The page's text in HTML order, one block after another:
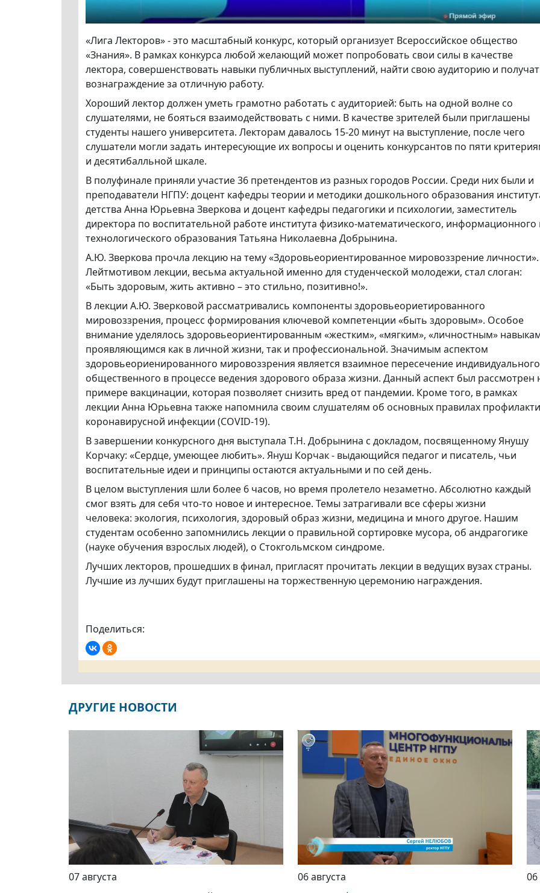
«Лига Лекторов» - это масштабный конкурс, который организует Всероссийское общество
«Знания». В рамках конкурса любой желающий может попробовать свои силы в качестве
лектора, совершенствовать навыки публичных выступлений, найти свою аудиторию и
вознаграждение за отличную работу.
Хороший лектор должен уметь грамотно работать с аудиторией: быть на одной волне со
слушателями, не бояться взаимодействовать с ними. В качестве зрителей были приглашены
студенты нашего университета. Лекторам давалось 15-20 минут на выступление, после чего
слушатели могли задать интересующие их вопросы и оценить конкурсантов по пяти
и десятибалльной шкале.
В полуфинале приняли участие 36 претендентов из разных городов России. Среди них были и
преподаватели НГПУ: доцент кафедры теории и методики дошкольного образования
детства Анна Юрьевна Зверкова и доцент кафедры педагогики и психологии, заместитель
директора по воспитательной работе института физико-математического, информационного
технологического образования Татьяна Николаевна Добрынина.
А.Ю. Зверкова прочла лекцию на тему «Здоровьеориентированное мировоззрение личности».
Лейтмотивом лекции, весьма актуальной именно для студенческой молодежи, стал слоган:
«Быть здоровым, жить активно – это стильно, позитивно!».
В лекции А.Ю. Зверковой рассматривались компоненты здоровьеориетированного
мировоззрения, процесс формирования ключевой компетенции «быть здоровым». Особое
внимание уделялось здоровьеориентированным «жестким», «мягким», «личностным»
проявляющимся как в личной жизни, так и профессиональной. Значимым аспектом
здоровьеориенированного мировоззрения является взаимное пересечение
общественного в процессе ведения здорового образа жизни. Данный аспект был рассмотрен
примере вакцинации, которая позволяет снизить вред от пандемии. Кроме того, в рамках
лекции Анна Юрьевна также напомнила своим слушателям об основных правилах
коронавирусной инфекции (COVID-19).
В завершении конкурсного дня выступала Т.Н. Добрынина с докладом, посвященному Янушу
Корчаку: «Сердце, умеющее любить». Януш Корчак - выдающийся педагог и писатель, чьи
воспитательные идеи и принципы остаются актуальными и по сей день.
В целом выступления шли более 6 часов, но время пролетело незаметно. Абсолютно каждый
смог взять для себя что-то новое и интересное. Темы затрагивали все сферы жизни
человека: экология, психология, здоровый образ жизни, медицина и много другое. Нашим
студентам особенно запомнились лекции о правильной сортировке мусора, об андрагогике
(науке обучения взрослых людей), о Стокгольмском синдроме.
Лучших лекторов, прошедших в финал, пригласят прочитать лекции в ведущих вузах страны.
Лучшие из лучших будут приглашены на торжественную церемонию награждения.
Поделиться:
ДРУГИЕ НОВОСТИ
07 августа 06 августа 06